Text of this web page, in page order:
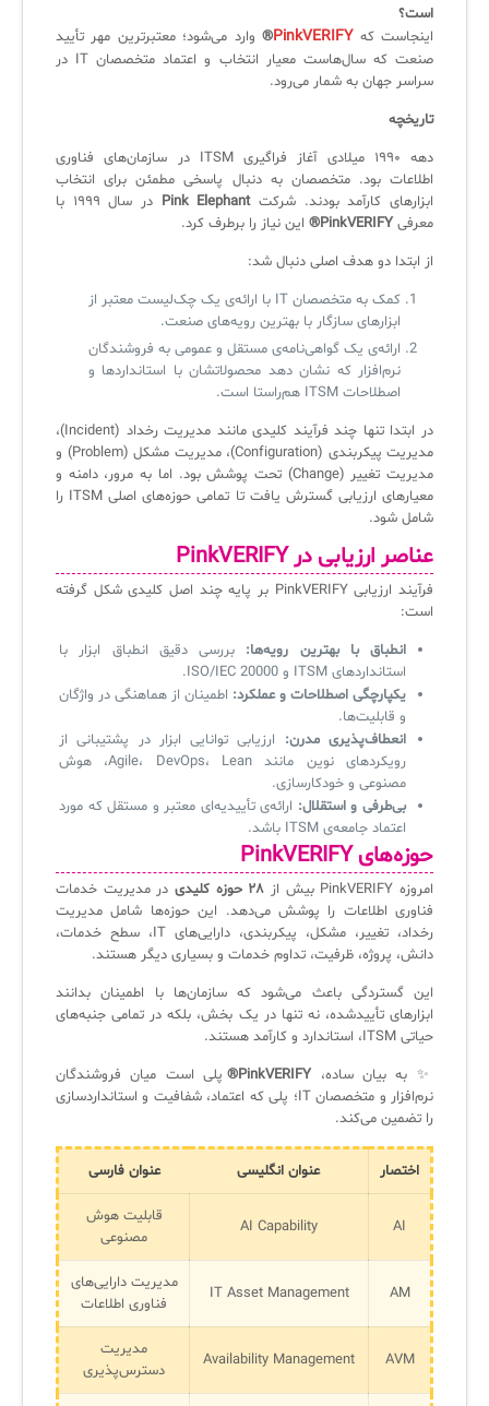
است؟
اینجاست کهPinkVERIFY
®وارد می‌شود؛ معتبرترین مهر تأیید
صنعت که سال‌هاست معیار انتخاب و اعتماد متخصصان IT در
سراسر جهان به شمار می‌رود.
تاریخچه
دهه ۱۹۹۰ میلادی آغاز فراگیری ITSM در سازمان‌های فناوری
اطلاعات بود. متخصصان به دنبال پاسخی مطمئن برای انتخاب
ابزارهای کارآمد بودند. شرکتPink Elephant
در سال ۱۹۹۹ با
معرفیPinkVERIFY®
این نیاز را برطرف کرد.
از ابتدا دو هدف اصلی دنبال شد:
کمک به متخصصان IT با ارائه‌ی یک چک‌لیست معتبر از
ابزارهای سازگار با بهترین رویه‌های صنعت.
ارائه‌ی یک گواهی‌نامه‌ی مستقل و عمومی به فروشندگان
نرم‌افزار که نشان دهد محصولاتشان با استانداردها و
اصطلاحات ITSM هم‌راستا است.
در ابتدا تنها چند فرآیند کلیدی مانند مدیریت رخداد (Incident)،
مدیریت پیکربندی (Configuration)، مدیریت مشکل (Problem) و
مدیریت تغییر (Change) تحت پوشش بود. اما به مرور، دامنه و
معیارهای ارزیابی گسترش یافت تا تمامی حوزه‌های اصلی ITSM را
شامل شود.
عناصر ارزیابی در PinkVERIFY
فرآیند ارزیابی PinkVERIFY بر پایه چند اصل کلیدی شکل گرفته
است:
انطباق با بهترین رویه‌ها: بررسی دقیق انطباق ابزار با
استانداردهای ITSM و ISO/IEC 20000.
یکپارچگی اصطلاحات و عملکرد: اطمینان از هماهنگی در واژگان
و قابلیت‌ها.
انعطاف‌پذیری مدرن: ارزیابی توانایی ابزار در پشتیبانی از
رویکردهای نوین مانند Agile، DevOps، Lean، هوش
مصنوعی و خودکارسازی.
بی‌طرفی و استقلال: ارائه‌ی تأییدیه‌ای معتبر و مستقل که مورد
اعتماد جامعه‌ی ITSM باشد.
حوزه‌های PinkVERIFY
امروزه PinkVERIFY بیش از ۲۸ حوزه کلیدی
در مدیریت خدمات
فناوری اطلاعات را پوشش می‌دهد. این حوزه‌ها شامل مدیریت
رخداد، تغییر، مشکل، پیکربندی، دارایی‌های IT، سطح خدمات،
دانش، پروژه، ظرفیت، تداوم خدمات و بسیاری دیگر هستند.
این گستردگی باعث می‌شود که سازمان‌ها با اطمینان بدانند
ابزارهای تأییدشده، نه تنها در یک بخش، بلکه در تمامی جنبه‌های
حیاتی ITSM، استاندارد و کارآمد هستند.
✨ به بیان ساده،PinkVERIFY®
پلی است میان فروشندگان
نرم‌افزار و متخصصان IT؛ پلی که اعتماد، شفافیت و استانداردسازی
را تضمین می‌کند.
اختصار عنوان انگلیسی عنوان فارسی
AI
AI Capability
قابلیت هوش
مصنوعی
AM
IT Asset Management
مدیریت دارایی‌های
فناوری اطلاعات
AVM
Availability Management
مدیریت
دسترس‌پذیری
سرویس دسک پلاس MSP
اندپوینت سنترال [سامانه مدیریت نقاط پایانی]
AD360
Log360 ابزار SIEM
برنامه‌ساز هوشمند App Creator
سیستم هوشمند مدیریت فروش و فاکتور
سامانه مدیریت امنیت اطلاعات
✧
سامانه مدیریت دارایی‌ها [Asset Explorer]
سامانه مدیریت پشتیبانی مشتریان
ManageEngine Malware Protection Plus
سامانه مدیریت دسترسی ممتاز
سامانه مدیریت و مانیتورینگ شبکه
سامانه آزمون آنلاین
CIs Control
مجموعه راهکارهای آیناک
نکته‌های کلیدی برای مدیر انفورماتیک
آموزش‌ ویدیویی مفاهیم سرویس دسک
ITIL & SDP
آموزش فارسی ITIL4
چارچوب ITIL برای همه
فلافلی_فناوری
آرشیو دانلودهای مدانت
ثبت‌نام در دوره‌های آموزشی تخصصی
لیست دوره‌ها